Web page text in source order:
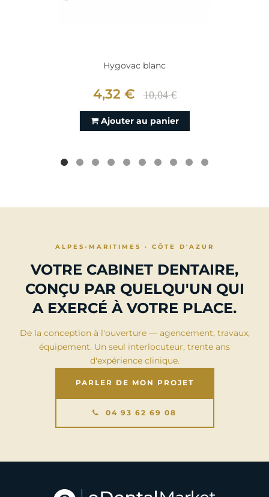
Hygovac blanc
4,32 € 10,04 €
Ajouter au panier
ALPES-MARITIMES · CÔTE D'AZUR
VOTRE CABINET DENTAIRE,
CONÇU PAR QUELQU'UN QUI
A EXERCÉ À VOTRE PLACE.
De la conception à l'ouverture — agencement, travaux,
équipement. Un seul interlocuteur, trente ans
d'expérience clinique.
PARLER DE MON PROJET
04 93 62 69 08